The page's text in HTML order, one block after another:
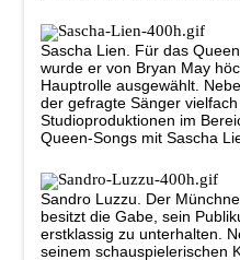
Sascha Lien. Für das
wurde er von Bryan May
Hauptrolle ausgewählt.
der gefragte Sänger
Studioproduktionen im
Queen-Songs mit Sascha
Sandro Luzzu. Der
besitzt die Gabe, sein
erstklassig zu unterhalten.
seinem schauspielerischen